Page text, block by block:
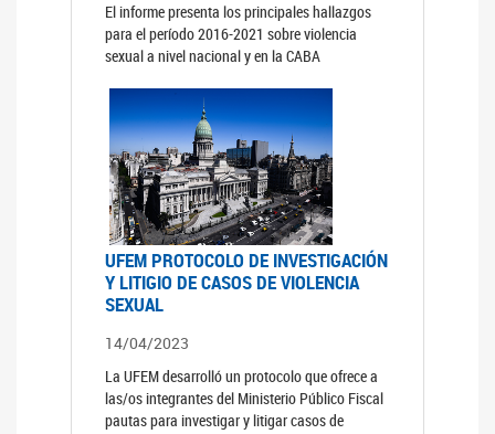
El informe presenta los principales hallazgos
para el período 2016-2021 sobre violencia
sexual a nivel nacional y en la CABA
UFEM PROTOCOLO DE INVESTIGACIÓN
Y LITIGIO DE CASOS DE VIOLENCIA
SEXUAL
14/04/2023
La UFEM desarrolló un protocolo que ofrece a
las/os integrantes del Ministerio Público Fiscal
pautas para investigar y litigar casos de